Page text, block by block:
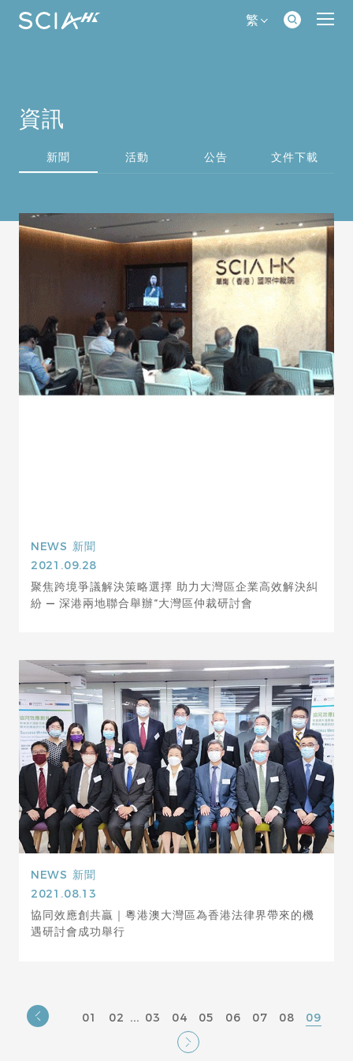
繁
資訊
新聞 活動 公告 文件下載
NEWS 新聞
2021.09.28
聚焦跨境爭議解決策略選擇 助力大灣區企業高效解決糾
紛 — 深港兩地聯合舉辦“大灣區仲裁研討會
NEWS 新聞
2021.08.13
協同效應創共贏｜粵港澳大灣區為香港法律界帶來的機
遇研討會成功舉行
01 02 ... 03 04 05 06 07 08 09